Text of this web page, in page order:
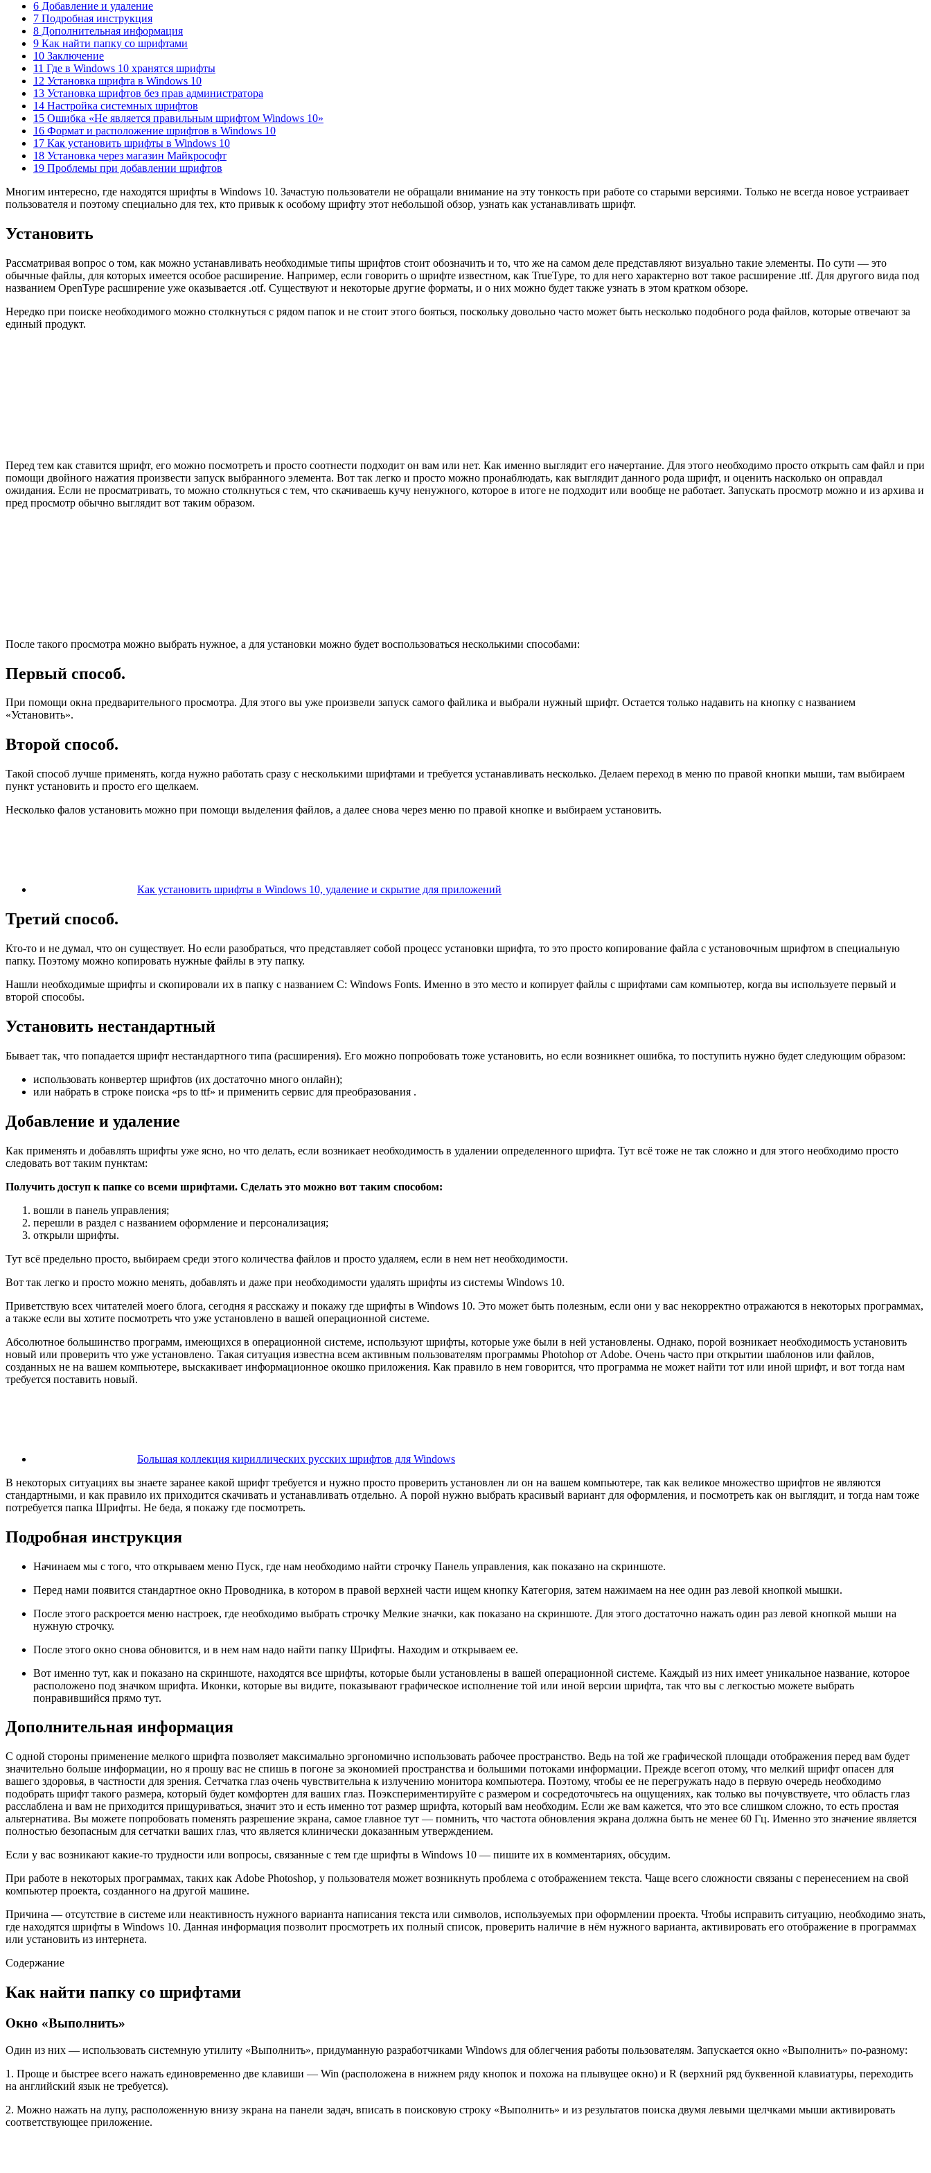
6 Добавление и удаление
7 Подробная инструкция
8 Дополнительная информация
9 Как найти папку со шрифтами
10 Заключение
11 Где в Windows 10 хранятся шрифты
12 Установка шрифта в Windows 10
13 Установка шрифтов без прав администратора
14 Настройка системных шрифтов
15 Ошибка «Не является правильным шрифтом Windows 10»
16 Формат и расположение шрифтов в Windows 10
17 Как установить шрифты в Windows 10
18 Установка через магазин Майкрософт
19 Проблемы при добавлении шрифтов
Многим интересно, где находятся шрифты в Windows 10. Зачастую пользователи не обращали внимание на эту тонкость при работе со старыми версиями. Только не всегда новое устраивает
пользователя и поэтому специально для тех, кто привык к особому шрифту этот небольшой обзор, узнать как устанавливать шрифт.
Установить
Рассматривая вопрос о том, как можно устанавливать необходимые типы шрифтов стоит обозначить и то, что же на самом деле представляют визуально такие элементы. По сути — это
обычные файлы, для которых имеется особое расширение. Например, если говорить о шрифте известном, как TrueType, то для него характерно вот такое расширение .ttf. Для другого вида под
названием OpenType расширение уже оказывается .otf. Существуют и некоторые другие форматы, и о них можно будет также узнать в этом кратком обзоре.
Нередко при поиске необходимого можно столкнуться с рядом папок и не стоит этого бояться, поскольку довольно часто может быть несколько подобного рода файлов, которые отвечают за
единый продукт.
Перед тем как ставится шрифт, его можно посмотреть и просто соотнести подходит он вам или нет. Как именно выглядит его начертание. Для этого необходимо просто открыть сам файл и при
помощи двойного нажатия произвести запуск выбранного элемента. Вот так легко и просто можно пронаблюдать, как выглядит данного рода шрифт, и оценить насколько он оправдал
ожидания. Если не просматривать, то можно столкнуться с тем, что скачиваешь кучу ненужного, которое в итоге не подходит или вообще не работает. Запускать просмотр можно и из архива и
пред просмотр обычно выглядит вот таким образом.
После такого просмотра можно выбрать нужное, а для установки можно будет воспользоваться несколькими способами:
Первый способ.
При помощи окна предварительного просмотра. Для этого вы уже произвели запуск самого файлика и выбрали нужный шрифт. Остается только надавить на кнопку с названием
«Установить».
Второй способ.
Такой способ лучше применять, когда нужно работать сразу с несколькими шрифтами и требуется устанавливать несколько. Делаем переход в меню по правой кнопки мыши, там выбираем
пункт установить и просто его щелкаем.
Несколько фалов установить можно при помощи выделения файлов, а далее снова через меню по правой кнопке и выбираем установить.
Как установить шрифты в Windows 10, удаление и скрытие для приложений
Третий способ.
Кто-то и не думал, что он существует. Но если разобраться, что представляет собой процесс установки шрифта, то это просто копирование файла с установочным шрифтом в специальную
папку. Поэтому можно копировать нужные файлы в эту папку.
Нашли необходимые шрифты и скопировали их в папку с названием C: Windows Fonts. Именно в это место и копирует файлы с шрифтами сам компьютер, когда вы используете первый и
второй способы.
Установить нестандартный
Бывает так, что попадается шрифт нестандартного типа (расширения). Его можно попробовать тоже установить, но если возникнет ошибка, то поступить нужно будет следующим образом:
использовать конвертер шрифтов (их достаточно много онлайн);
или набрать в строке поиска «ps to ttf» и применить сервис для преобразования .
Добавление и удаление
Как применять и добавлять шрифты уже ясно, но что делать, если возникает необходимость в удалении определенного шрифта. Тут всё тоже не так сложно и для этого необходимо просто
следовать вот таким пунктам:
Получить доступ к папке со всеми шрифтами. Сделать это можно вот таким способом:
вошли в панель управления;
перешли в раздел с названием оформление и персонализация;
открыли шрифты.
Тут всё предельно просто, выбираем среди этого количества файлов и просто удаляем, если в нем нет необходимости.
Вот так легко и просто можно менять, добавлять и даже при необходимости удалять шрифты из системы Windows 10.
Приветствую всех читателей моего блога, сегодня я расскажу и покажу где шрифты в Windows 10. Это может быть полезным, если они у вас некорректно отражаются в некоторых программах,
а также если вы хотите посмотреть что уже установлено в вашей операционной системе.
Абсолютное большинство программ, имеющихся в операционной системе, используют шрифты, которые уже были в ней установлены. Однако, порой возникает необходимость установить
новый или проверить что уже установлено. Такая ситуация известна всем активным пользователям программы Photohop от Adobe. Очень часто при открытии шаблонов или файлов,
созданных не на вашем компьютере, выскакивает информационное окошко приложения. Как правило в нем говорится, что программа не может найти тот или иной шрифт, и вот тогда нам
требуется поставить новый.
Большая коллекция кириллических русских шрифтов для Windows
В некоторых ситуациях вы знаете заранее какой шрифт требуется и нужно просто проверить установлен ли он на вашем компьютере, так как великое множество шрифтов не являются
стандартными, и как правило их приходится скачивать и устанавливать отдельно. А порой нужно выбрать красивый вариант для оформления, и посмотреть как он выглядит, и тогда нам тоже
потребуется папка Шрифты. Не беда, я покажу где посмотреть.
Подробная инструкция
Начинаем мы с того, что открываем меню Пуск, где нам необходимо найти строчку Панель управления, как показано на скриншоте.
Перед нами появится стандартное окно Проводника, в котором в правой верхней части ищем кнопку Категория, затем нажимаем на нее один раз левой кнопкой мышки.
После этого раскроется меню настроек, где необходимо выбрать строчку Мелкие значки, как показано на скриншоте. Для этого достаточно нажать один раз левой кнопкой мыши на
нужную строчку.
После этого окно снова обновится, и в нем нам надо найти папку Шрифты. Находим и открываем ее.
Вот именно тут, как и показано на скриншоте, находятся все шрифты, которые были установлены в вашей операционной системе. Каждый из них имеет уникальное название, которое
расположено под значком шрифта. Иконки, которые вы видите, показывают графическое исполнение той или иной версии шрифта, так что вы с легкостью можете выбрать
понравившийся прямо тут.
Дополнительная информация
С одной стороны применение мелкого шрифта позволяет максимально эргономично использовать рабочее пространство. Ведь на той же графической площади отображения перед вам будет
значительно больше информации, но я прошу вас не спишь в погоне за экономией пространства и большими потоками информации. Прежде всегоп отому, что мелкий шрифт опасен для
вашего здоровья, в частности для зрения. Сетчатка глаз очень чувствительна к излучению монитора компьютера. Поэтому, чтобы ее не перегружать надо в первую очередь необходимо
подобрать шрифт такого размера, который будет комфортен для ваших глаз. Поэкспериментируйте с размером и сосредоточьтесь на ощущениях, как только вы почувствуете, что область глаз
расслаблена и вам не приходится прищуриваться, значит это и есть именно тот размер шрифта, который вам необходим. Если же вам кажется, что это все слишком сложно, то есть простая
альтернатива. Вы можете попробовать поменять разрешение экрана, самое главное тут — помнить, что частота обновления экрана должна быть не менее 60 Гц. Именно это значение является
полностью безопасным для сетчатки ваших глаз, что является клинически доказанным утверждением.
Если у вас возникают какие-то трудности или вопросы, связанные с тем где шрифты в Windows 10 — пишите их в комментариях, обсудим.
При работе в некоторых программах, таких как Adobe Photoshop, у пользователя может возникнуть проблема с отображением текста. Чаще всего сложности связаны с перенесением на свой
компьютер проекта, созданного на другой машине.
Причина — отсутствие в системе или неактивность нужного варианта написания текста или символов, используемых при оформлении проекта. Чтобы исправить ситуацию, необходимо знать,
где находятся шрифты в Windows 10. Данная информация позволит просмотреть их полный список, проверить наличие в нём нужного варианта, активировать его отображение в программах
или установить из интернета.
Содержание
Как найти папку со шрифтами
Окно «Выполнить»
Один из них — использовать системную утилиту «Выполнить», придуманную разработчиками Windows для облегчения работы пользователям. Запускается окно «Выполнить» по-разному:
1. Проще и быстрее всего нажать единовременно две клавиши — Win (расположена в нижнем ряду кнопок и похожа на плывущее окно) и R (верхний ряд буквенной клавиатуры, переходить
на английский язык не требуется).
2. Можно нажать на лупу, расположенную внизу экрана на панели задач, вписать в поисковую строку «Выполнить» и из результатов поиска двумя левыми щелчками мыши активировать
соответствующее приложение.